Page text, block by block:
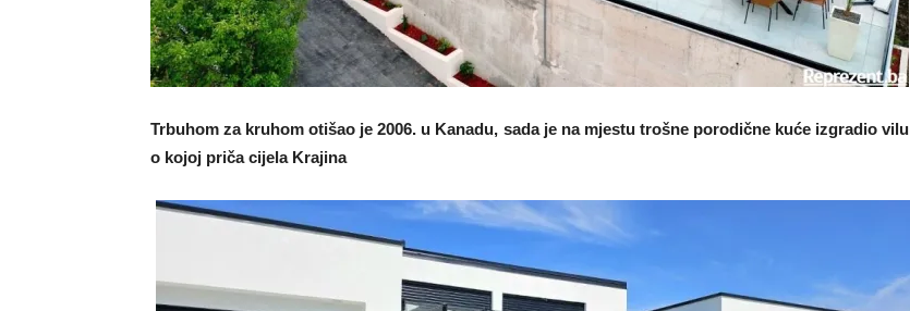
Trbuhom za kruhom otišao je 2006. u Kanadu, sada je na mjestu trošne porodične kuće izgradio vilu
o kojoj priča cijela Krajina